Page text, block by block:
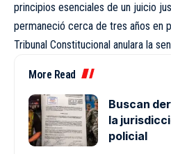
principios esenciales de un juicio
permaneció cerca de tres años en
Tribunal Constitucional anulara la
More Read
Buscan
la
policial